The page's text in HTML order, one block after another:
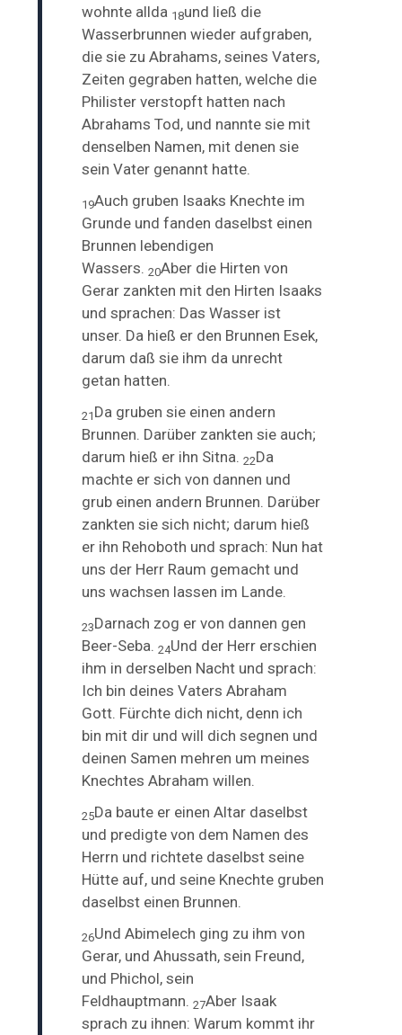
wohnte allda 18und ließ die
Wasserbrunnen wieder aufgraben,
die sie zu Abrahams, seines Vaters,
Zeiten gegraben hatten, welche die
Philister verstopft hatten nach
Abrahams Tod, und nannte sie mit
denselben Namen, mit denen sie
sein Vater genannt hatte.
19Auch gruben Isaaks Knechte im
Grunde und fanden daselbst einen
Brunnen lebendigen
Wassers.20Aber die Hirten von
Gerar zankten mit den Hirten Isaaks
und sprachen: Das Wasser ist
unser. Da hieß er den Brunnen Esek,
darum daß sie ihm da unrecht
getan hatten.
21 Da gruben sie einen andern
Brunnen. Darüber zankten sie auch;
darum hieß er ihn Sitna.22Da
machte er sich von dannen und
grub einen andern Brunnen. Darüber
zankten sie sich nicht; darum hieß
er ihn Rehoboth und sprach: Nun hat
uns der Herr Raum gemacht und
uns wachsen lassen im Lande.
23Darnach zog er von dannen gen
Beer-Seba.24Und der Herr erschien
ihm in derselben Nacht und sprach:
Ich bin deines Vaters Abraham
Gott. Fürchte dich nicht, denn ich
bin mit dir und will dich segnen und
deinen Samen mehren um meines
Knechtes Abraham willen.
25Da baute er einen Altar daselbst
und predigte von dem Namen des
Herrn und richtete daselbst seine
Hütte auf, und seine Knechte gruben
daselbst einen Brunnen.
26Und Abimelech ging zu ihm von
Gerar, und Ahussath, sein Freund,
und Phichol, sein
Feldhauptmann. 27Aber Isaak
sprach zu ihnen: Warum kommt ihr